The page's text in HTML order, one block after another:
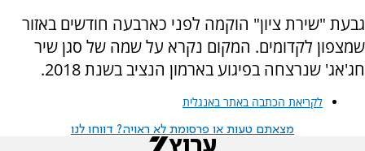
גבעת "שירת ציון" הוקמה לפני כארבעה חודשים באזור
שמצפון לקדומים. המקום נקרא על שמה של סגן שיר
חג'אג' שנרצחה בפיגוע בארמון הנציב בשנת 2018.
לקריאת הכתבה באתר באנגלית
מצאתם טעות או פרסומת לא ראויה? דווחו לנו